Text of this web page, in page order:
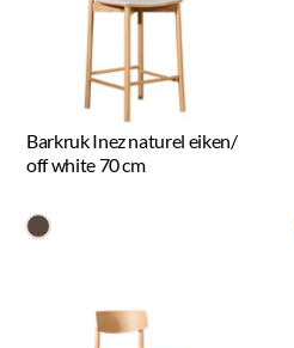
Barkruk Inez naturel eiken/
off white 70 cm
#594840